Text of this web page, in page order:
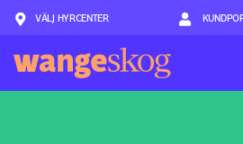
Hoppa till innehåll
VÄLJ HYRCENTER